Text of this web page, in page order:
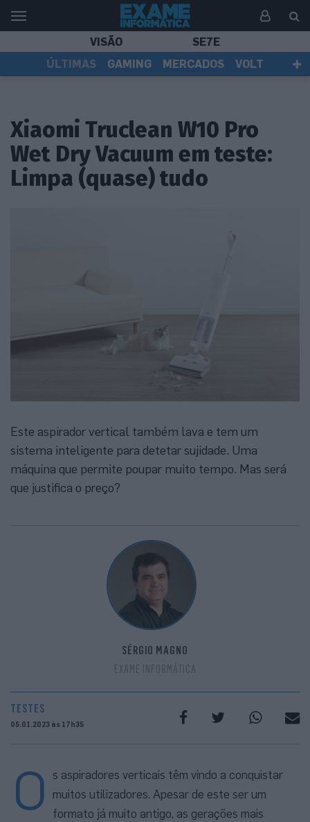
VISÃO
SE7E
ÚLTIMAS
GAMING MERCADOS
VOLT
Xiaomi Truclean W10 Pro
Wet Dry Vacuum em teste:
Limpa (quase) tudo
Este aspirador vertical também lava e tem um
sistema inteligente para detetar sujidade. Uma
máquina que permite poupar muito tempo. Mas será
que justifica o preço?
SÉRGIO MAGNO
EXAME INFORMÁTICA
TESTES
05.01.2023 às 17h35
O
s aspiradores verticais têm vindo a conquistar
muitos utilizadores. Apesar de este ser um
formato já muito antigo, as gerações mais